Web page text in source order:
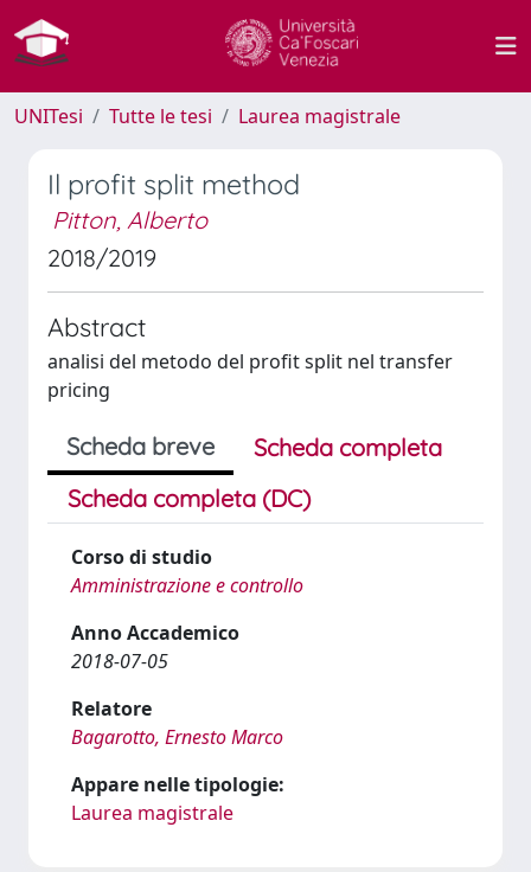
UNITesi Tutte le tesi Laurea magistrale
Il profit split method
Pitton, Alberto
2018/2019
Abstract
analisi del metodo del profit split nel transfer
pricing
Scheda breve
Scheda completa
Scheda completa (DC)
Corso di studio
Amministrazione e controllo
Anno Accademico
2018-07-05
Relatore
Bagarotto, Ernesto Marco
Appare nelle tipologie:
Laurea magistrale